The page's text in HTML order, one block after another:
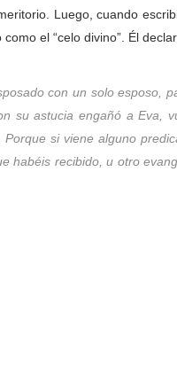
Luego, cuando
el “celo divino”. Él
con un solo esposo,
su astucia engañó a Eva,
si viene alguno
habéis recibido, u otro